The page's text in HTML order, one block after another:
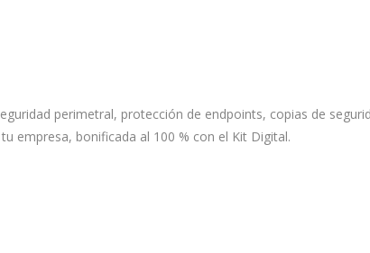
perimetral, protección de endpoints, copias de
empresa, bonificada al 100 % con el Kit Digital.